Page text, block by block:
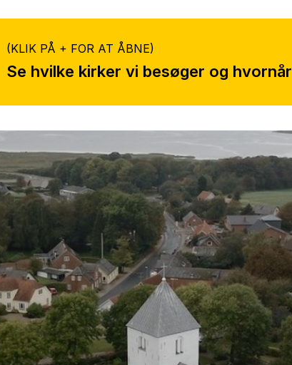
(KLIK PÅ + FOR AT ÅBNE)
Se hvilke kirker vi besøger og hvornår